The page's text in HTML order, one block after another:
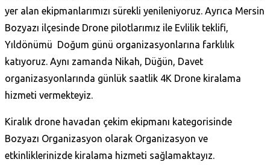
yer alan ekipmanlarımızı sürekli yenileniyoruz. Ayrıca Mersin
Bozyazı ilçesinde Drone pilotlarımız ile Evlilik teklifi,
Yıldönümü Doğum günü organizasyonlarına farklılık
katıyoruz. Aynı zamanda Nikah, Düğün, Davet
organizasyonlarında günlük saatlik 4K Drone kiralama
hizmeti vermekteyiz.
Kiralık drone havadan çekim ekipmanı kategorisinde
Bozyazı Organizasyon olarak Organizasyon ve
etkinliklerinizde kiralama hizmeti sağlamaktayız.